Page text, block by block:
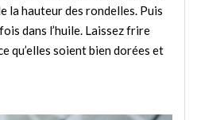
la hauteur des rondelles. Puis
dans l’huile. Laissez frire
qu’elles soient bien dorées et